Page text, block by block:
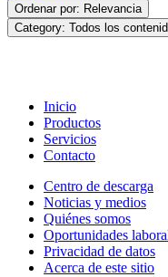
Ordenar por: Relevancia
Category: Todos los
Inicio
Productos
Servicios
Contacto
Centro de descarga
Noticias y medios
Quiénes somos
Oportunidades
Privacidad de datos
Acerca de este sitio